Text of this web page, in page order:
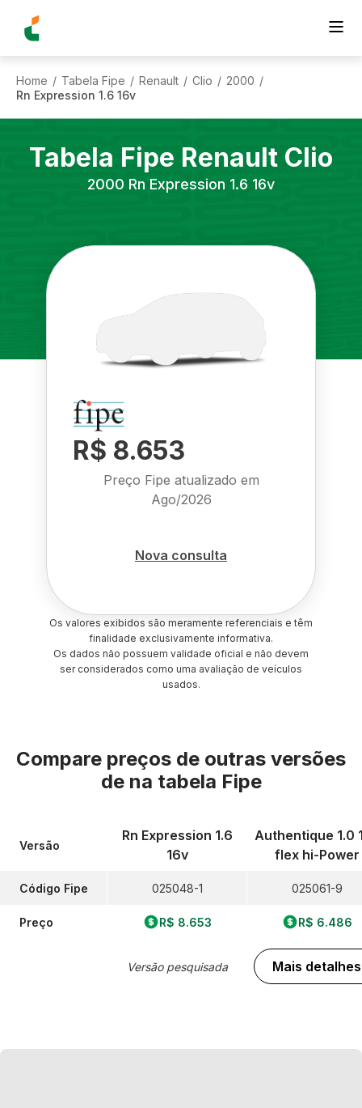
Home / Tabela Fipe / Renault / Clio / 2000 /
Rn Expression 1.6 16v
Tabela Fipe Renault Clio
2000 Rn Expression 1.6 16v
R$ 8.653
Preço Fipe atualizado em
Ago/2026
Nova consulta
Os valores exibidos são meramente referenciais e têm
finalidade exclusivamente informativa.
Os dados não possuem validade oficial e não devem
ser considerados como uma avaliação de veículos
usados.
Compare preços de outras versões
de na tabela Fipe
Versão
Código Fipe
Preço
Rn Expression 1.6
16v
025048-1
R$ 8.653
Versão pesquisada
Authentique 1.0
flex hi-Power
025061-9
R$ 6.486
Mais detalhes